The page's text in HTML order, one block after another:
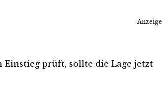
Anzeige
Einstieg prüft, sollte die Lage jetzt